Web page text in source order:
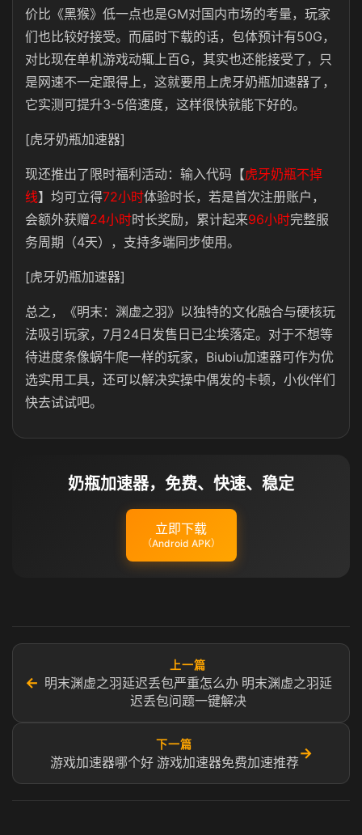
价比《黑猴》低一点也是GM对国内市场的考量，玩家
们也比较好接受。而届时下载的话，包体预计有50G，
对比现在单机游戏动辄上百G，其实也还能接受了，只
是网速不一定跟得上，这就要用上虎牙奶瓶加速器了，
它实测可提升3-5倍速度，这样很快就能下好的。
[虎牙奶瓶加速器]
现还推出了限时福利活动：输入代码【虎牙奶瓶不掉
线】均可立得72小时体验时长，若是首次注册账户，
会额外获赠24小时时长奖励，累计起来96小时完整服
务周期（4天），支持多端同步使用。
[虎牙奶瓶加速器]
总之，《明末：渊虚之羽》以独特的文化融合与硬核玩
法吸引玩家，7月24日发售日已尘埃落定。对于不想等
待进度条像蜗牛爬一样的玩家，Biubiu加速器可作为优
选实用工具，还可以解决实操中偶发的卡顿，小伙伴们
快去试试吧。
奶瓶加速器，免费、快速、稳定
立即下载
（Android APK）
←
上一篇
明末渊虚之羽延迟丢包严重怎么办 明末渊虚之羽延
迟丢包问题一键解决
下一篇
游戏加速器哪个好 游戏加速器免费加速推荐
→